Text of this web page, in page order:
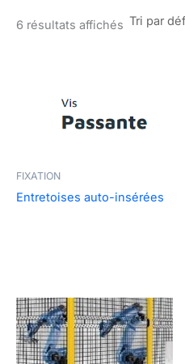
6 résultats affichés
FIXATION
Entretoises auto-insérées